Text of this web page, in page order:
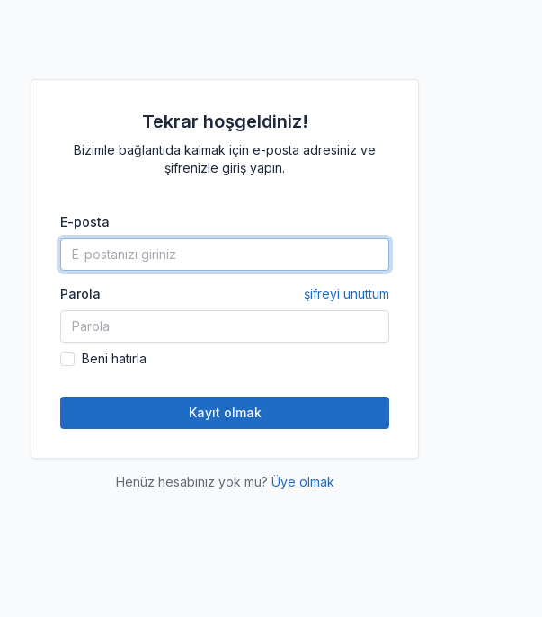
Tekrar hoşgeldiniz!
Bizimle bağlantıda kalmak için e-posta adresiniz ve
şifrenizle giriş yapın.
E-posta
Parola şifreyi unuttum
Beni hatırla
Kayıt olmak
Henüz hesabınız yok mu? Üye olmak